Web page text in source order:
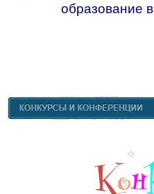
образование